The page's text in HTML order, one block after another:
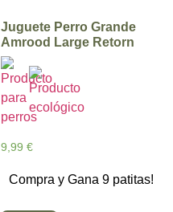
Juguete Perro Grande
Amrood Large Retorn
9,99 €
Compra y Gana 9 patitas!